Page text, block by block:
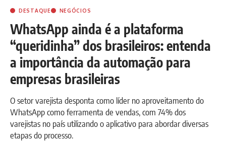
DESTAQUE NEGÓCIOS
WhatsApp ainda é a plataforma
“queridinha” dos brasileiros: entenda
a importância da automação para
empresas brasileiras
O setor varejista desponta como líder no aproveitamento do
WhatsApp como ferramenta de vendas, com 74% dos
varejistas no país utilizando o aplicativo para abordar diversas
etapas do processo.